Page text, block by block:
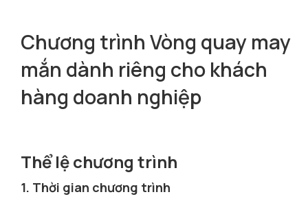
Chương trình Vòng quay may
mắn dành riêng cho khách
hàng doanh nghiệp
Thể lệ chương trình
1. Thời gian chương trình